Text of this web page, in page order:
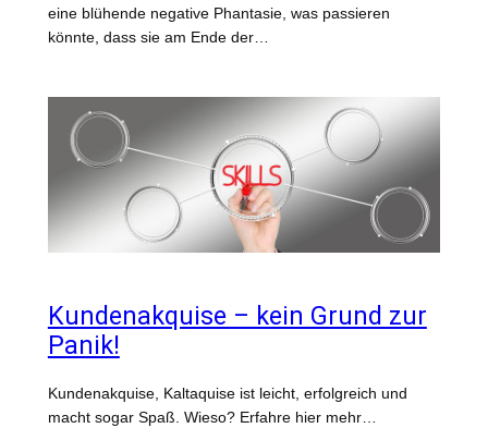
eine blühende negative Phantasie, was passieren
könnte, dass sie am Ende der…
Kundenakquise – kein Grund zur
Panik!
Kundenakquise, Kaltaquise ist leicht, erfolgreich und
macht sogar Spaß. Wieso? Erfahre hier mehr…